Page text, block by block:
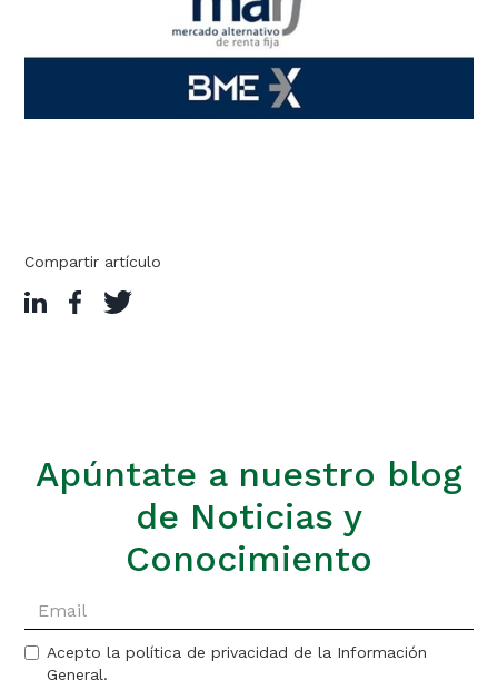
Compartir artículo
Apúntate a nuestro blog
de Noticias y
Conocimiento
Acepto la política de privacidad de la Información
General.